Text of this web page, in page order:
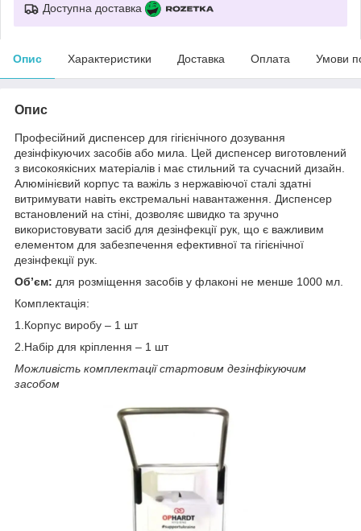
Доступна доставка
Опис Характеристики Доставка Оплата Умови
Опис
Професійний диспенсер для гігієнічного дозування
дезінфікуючих засобів або мила. Цей диспенсер виготовлений
з високоякісних матеріалів і має стильний та сучасний дизайн.
Алюмінієвий корпус та важіль з нержавіючої сталі здатні
витримувати навіть екстремальні навантаження. Диспенсер
встановлений на стіні, дозволяє швидко та зручно
використовувати засіб для дезінфекції рук, що є важливим
елементом для забезпечення ефективної та гігієнічної
дезінфекції рук.
Об’єм: для розміщення засобів у флаконі не менше 1000 мл.
Комплектація:
1.Корпус виробу – 1 шт
2.Набір для кріплення – 1 шт
Можливість комплектації стартовим дезінфікуючим
засобом